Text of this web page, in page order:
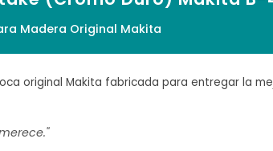
Madera Original Makita
original Makita fabricada para entregar la